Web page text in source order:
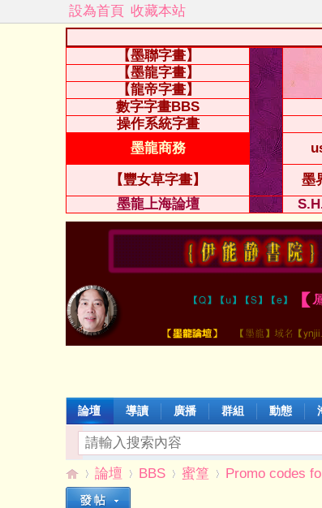
設為首頁 收藏本站
【墨聯字畫】
【墨龍字畫】
【龍帝字畫】
數字字畫BBS
操作系統字畫
墨龍商務
【豐女草字畫】 墨
墨龍上海論壇
論壇 導讀 廣播 群組 動態
論壇 BBS 蜜篁
Promo codes